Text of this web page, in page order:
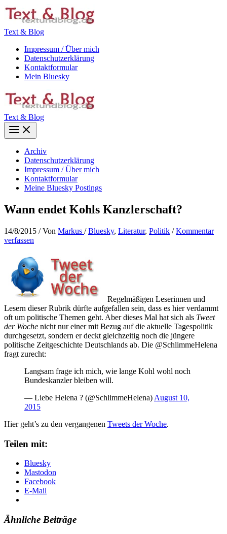
Zum
Inhalt
Text & Blog
Impressum / Über mich
Datenschutzerklärung
Kontaktformular
Mein Bluesky
Text & Blog
Main
Menu
Archiv
Datenschutzerklärung
Impressum / Über mich
Kontaktformular
Meine Bluesky Postings
Wann endet Kohls Kanzlerschaft?
14/8/2015 / Von Markus /Bluesky, Literatur, Politik /Kommentar
verfassen
Regelmäßigen Leserinnen und
Lesern dieser Rubrik dürfte aufgefallen sein, dass es hier verdammt
oft um politische Themen geht. Aber dieses Mal hat sich als Tweet
der Woche nicht nur einer mit Bezug auf die aktuelle Tagespolitik
durchgesetzt, sondern er deckt gleichzeitig noch die jüngere
politische Zeitgeschichte Deutschlands ab. Die @SchlimmeHelena
fragt zurecht:
Langsam frage ich mich, wie lange Kohl wohl noch
Bundeskanzler bleiben will.
— Liebe Helena ? (@SchlimmeHelena) August 10,
2015
Hier geht’s zu den vergangenen Tweets der Woche.
Teilen mit:
Bluesky
Mastodon
Facebook
E-Mail
Ähnliche Beiträge